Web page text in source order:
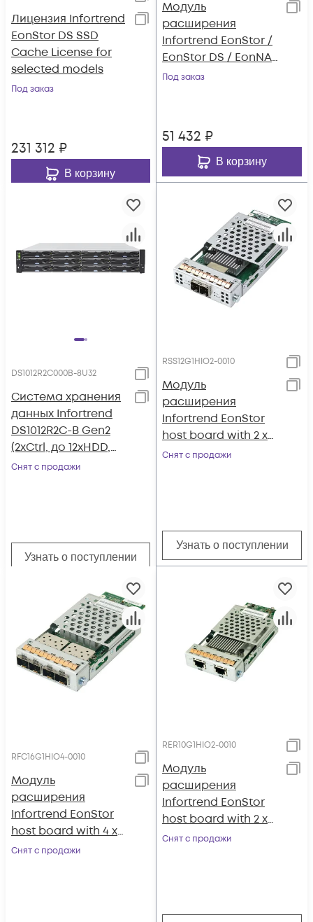
Лицензия Infortrend
EonStor DS SSD
Cache License for
selected models
Под заказ
231 312 ₽
В корзину
Модуль
расширения
Infortrend EonStor /
EonStor DS / EonNAS
3000-1/EonNAS 1000-
Под заказ
51 432 ₽
В корзину
DS1012R2C000B-8U32
Система хранения
данных Infortrend
DS1012R2C-B Gen2
(2xCtrl, до 12xHDD,
2xSAS12G внеш.
Снят с продажи
Узнать о поступлении
RSS12G1HIO2-0010
Модуль
расширения
Infortrend EonStor
host board with 2 x
12Gb/s SAS ports,
Снят с продажи
Узнать о поступлении
RFC16G1HIO4-0010
Модуль
расширения
Infortrend EonStor
host board with 4 x
16Gb/s FC, type 2
Снят с продажи
RER10G1HIO2-0010
Модуль
расширения
Infortrend EonStor
host board with 2 x
10Gb/s iSCSI (RJ-45),
Снят с продажи